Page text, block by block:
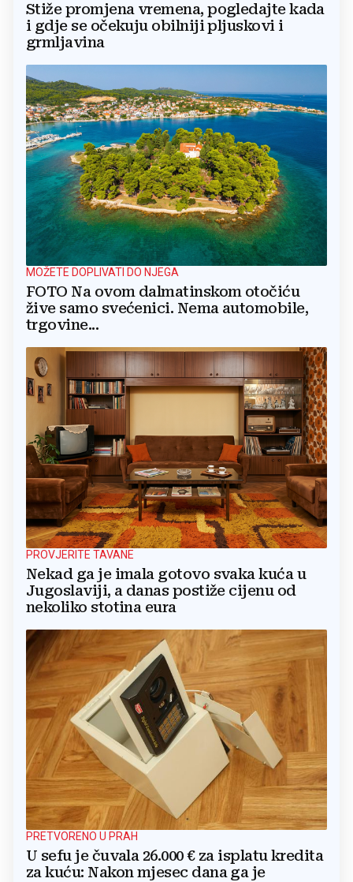
Stiže promjena vremena, pogledajte kada
i gdje se očekuju obilniji pljuskovi i
grmljavina
MOŽETE DOPLIVATI DO NJEGA
FOTO Na ovom dalmatinskom otočiću
žive samo svećenici. Nema automobile,
trgovine...
PROVJERITE TAVANE
Nekad ga je imala gotovo svaka kuća u
Jugoslaviji, a danas postiže cijenu od
nekoliko stotina eura
PRETVORENO U PRAH
U sefu je čuvala 26.000 € za isplatu kredita
za kuću: Nakon mjesec dana ga je